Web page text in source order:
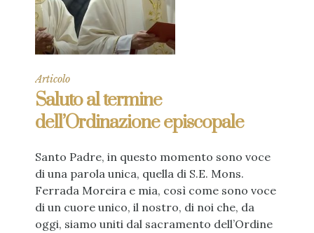
Articolo
Saluto al termine
dell’Ordinazione episcopale
Santo Padre, in questo momento sono voce
di una parola unica, quella di S.E. Mons.
Ferrada Moreira e mia, così come sono voce
di un cuore unico, il nostro, di noi che, da
oggi, siamo uniti dal sacramento dell’Ordine